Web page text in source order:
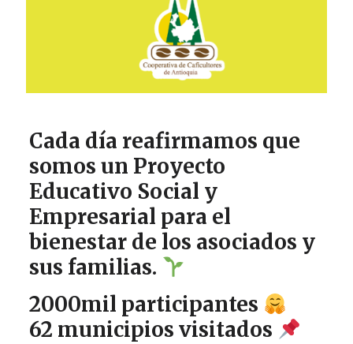
Cada día reafirmamos que
somos un Proyecto
Educativo Social y
Empresarial para el
bienestar de los asociados y
sus familias.
2000mil participantes
62 municipios visitados